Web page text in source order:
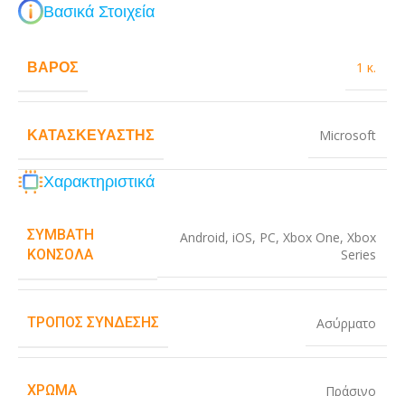
Βασικά Στοιχεία
ΒΆΡΟΣ 1 κ.
ΚΑΤΑΣΚΕΥΑΣΤΉΣ Microsoft
Χαρακτηριστικά
ΣΥΜΒΑΤΉ
ΚΟΝΣΌΛΑ
Android, iOS, PC, Xbox One, Xbox
Series
ΤΡΌΠΟΣ ΣΎΝΔΕΣΗΣ Ασύρματο
ΧΡΏΜΑ Πράσινο